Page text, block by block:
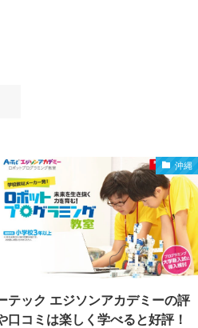
沖縄
テック エジソンアカデミーの評
口コミは楽しく学べると好評！